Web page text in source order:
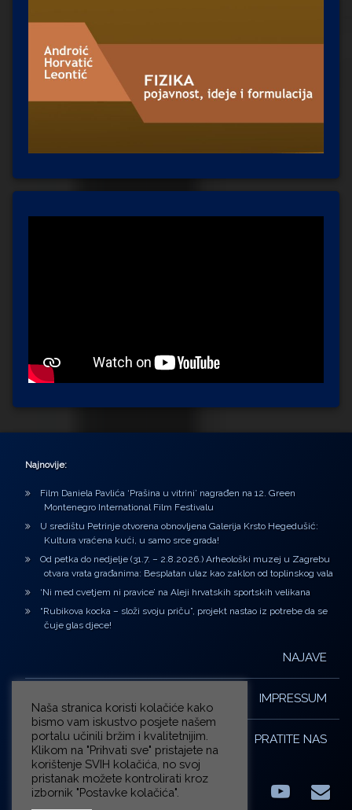
Najnovije:
Film Daniela Pavlića ‘Prašina u vitrini’ nagrađen na 12. Green
Montenegro International Film Festivalu
U središtu Petrinje otvorena obnovljena Galerija Krsto Hegedušić:
Kultura vraćena kući, u samo srce grada!
Od petka do nedjelje (31.7. – 2.8.2026.) Arheološki muzej u Zagrebu
otvara vrata građanima: Besplatan ulaz kao zaklon od toplinskog vala
‘Ni med cvetjem ni pravice’ na Aleji hrvatskih sportskih velikana
“Rubikova kocka – složi svoju priču”, projekt nastao iz potrebe da se
čuje glas djece!
NAJAVE
IMPRESSUM
PRATITE NAS
FacebookLinkedIn E-
Naša stranica koristi kolačiće kako
bismo vam iskustvo posjete našem
portalu učinili bržim i kvalitetnijim.
Klikom na "Prihvati sve" pristajete na
korištenje SVIH kolačića, no svoj
pristanak možete kontrolirati kroz
izbornik "Postavke kolačića".